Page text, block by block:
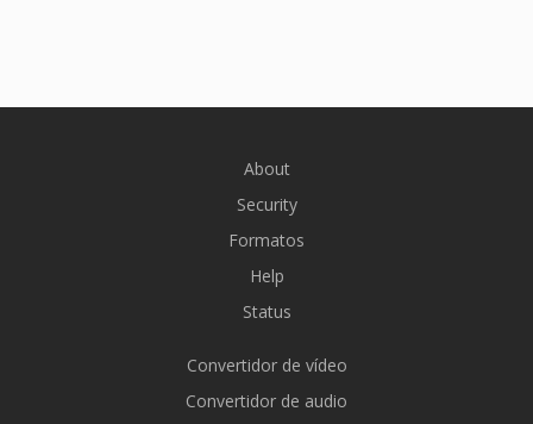
About
Security
Formatos
Help
Status
Convertidor de vídeo
Convertidor de audio